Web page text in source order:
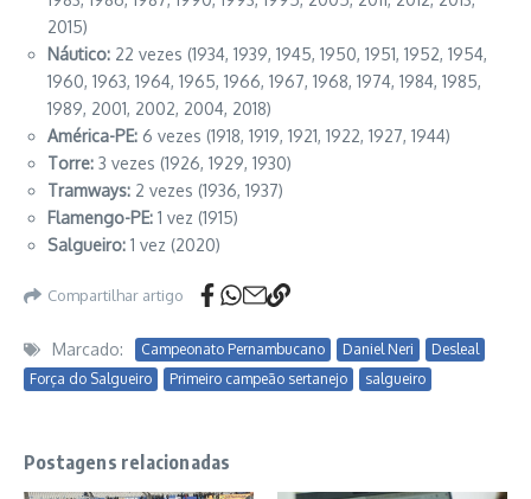
2015)
Náutico: 22 vezes (1934, 1939, 1945, 1950, 1951, 1952, 1954,
1960, 1963, 1964, 1965, 1966, 1967, 1968, 1974, 1984, 1985,
1989, 2001, 2002, 2004, 2018)
América-PE: 6 vezes (1918, 1919, 1921, 1922, 1927, 1944)
Torre: 3 vezes (1926, 1929, 1930)
Tramways: 2 vezes (1936, 1937)
Flamengo-PE: 1 vez (1915)
Salgueiro: 1 vez (2020)
Compartilhar artigo
Marcado: Campeonato Pernambucano Daniel Neri
Desleal
Força do Salgueiro
Primeiro campeão sertanejo salgueiro
Postagens relacionadas